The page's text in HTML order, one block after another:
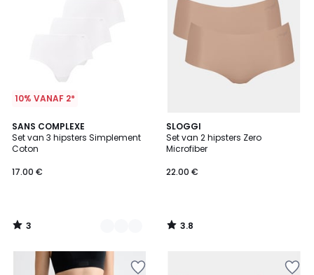
10% VANAF 2*
SANS COMPLEXE
Set van 3 hipsters Simplement
Coton
17.00 €
3
/
5
2
Kleuren
3
/
SLOGGI
Set van 2 hipsters Zero
Microfiber
22.00 €
3.8
/ 5
3.8
/